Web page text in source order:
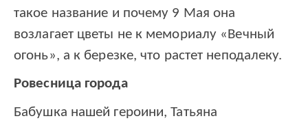
такое название и почему 9 Мая она
возлагает цветы не к мемориалу «Вечный
огонь», а к березке, что растет неподалеку.
Ровесница города
Бабушка нашей героини, Татьяна